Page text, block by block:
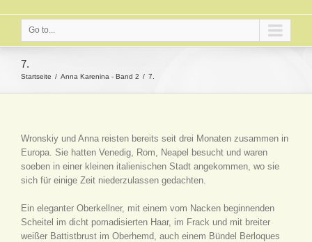
Go to...
7.
Startseite Anna Karenina - Band 2 7.
Wronskiy und Anna reisten bereits seit drei Monaten zusammen in
Europa. Sie hatten Venedig, Rom, Neapel besucht und waren
soeben in einer kleinen italienischen Stadt angekommen, wo sie
sich für einige Zeit niederzulassen gedachten.
Ein eleganter Oberkellner, mit einem vom Nacken beginnenden
Scheitel im dicht pomadisierten Haar, im Frack und mit breiter
weißer Battistbrust im Oberhemd, auch einem Bündel Berloques